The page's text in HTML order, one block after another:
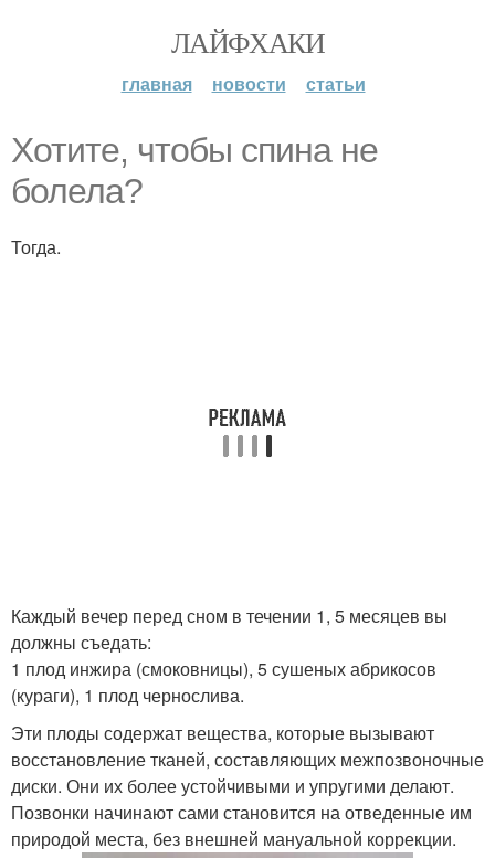
ЛАЙФХАКИ
главная новости статьи
Хотите, чтобы спина не
болела?
Тогда.
Каждый вечер перед сном в течении 1, 5 месяцев вы
должны съедать:
1 плод инжира (смоковницы), 5 сушеных абрикосов
(кураги), 1 плод чернослива.
Эти плоды содержат вещества, которые вызывают
восстановление тканей, составляющих межпозвоночные
диски. Они их более устойчивыми и упругими делают.
Позвонки начинают сами становится на отведенные им
природой места, без внешней мануальной коррекции.